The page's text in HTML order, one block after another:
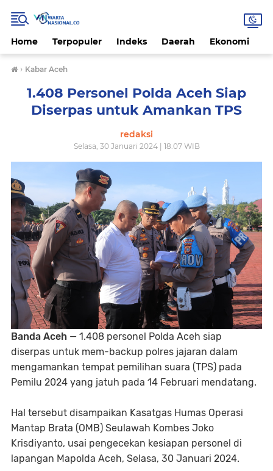
Home Terpopuler Indeks Daerah Ekonomi
› Kabar Aceh
1.408 Personel Polda Aceh Siap
Diserpas untuk Amankan TPS
redaksi
Selasa, 30 Januari 2024 | 18.07 WIB
Banda Aceh — 1.408 personel Polda Aceh siap
diserpas untuk mem-backup polres jajaran dalam
mengamankan tempat pemilihan suara (TPS) pada
Pemilu 2024 yang jatuh pada 14 Februari mendatang.
Hal tersebut disampaikan Kasatgas Humas Operasi
Mantap Brata (OMB) Seulawah Kombes Joko
Krisdiyanto, usai pengecekan kesiapan personel di
lapangan Mapolda Aceh, Selasa, 30 Januari 2024.